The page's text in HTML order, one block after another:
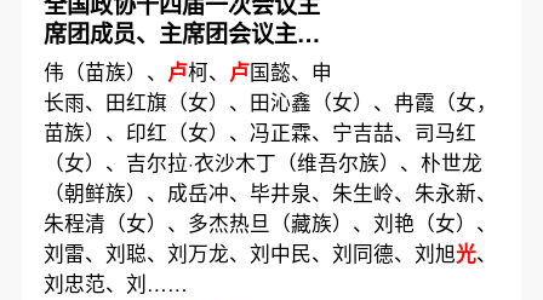
席团成员、主席团会议主持
人和秘书长名单
伟（苗族）、 卢柯、 卢国懿、申
长雨、田红旗（女）、田沁鑫（女）、冉霞（女，
苗族）、印红（女）、冯正霖、宁吉喆、司马红
（女）、吉尔拉·衣沙木丁（维吾尔族）、朴世龙
（朝鲜族）、成岳冲、毕井泉、朱生岭、朱永新、
朱程清（女）、多杰热旦（藏族）、刘艳（女）、
刘雷、刘聪、刘万龙、刘中民、刘同德、刘旭光、
刘忠范、刘……